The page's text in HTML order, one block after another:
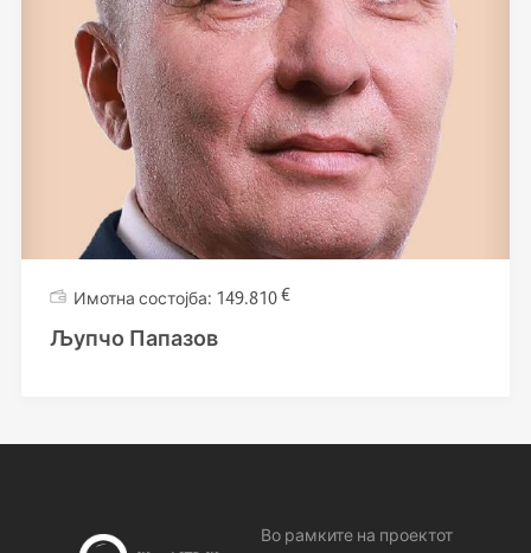
149.810€
Љупчо Папазов
Во рамките на проектот